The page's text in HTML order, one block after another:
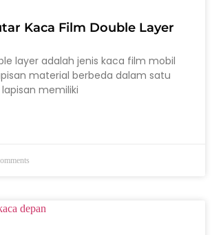
Kaca Film Double Layer
layer adalah jenis kaca film mobil
material berbeda dalam satu
memiliki